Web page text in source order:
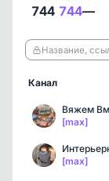
744 744—
Название,
Канал
Вяжем
[max]
[max]